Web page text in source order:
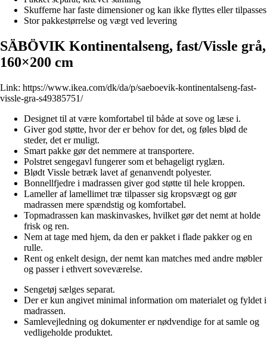
Skufferne har faste dimensioner og kan ikke flyttes eller tilpasses
Stor pakkestørrelse og vægt ved levering
SÄBÖVIK Kontinentalseng, fast/Vissle grå,
160×200 cm
Link: https://www.ikea.com/dk/da/p/saeboevik-kontinentalseng-fast-
vissle-gra-s49385751/
Designet til at være komfortabel til både at sove og læse i.
Giver god støtte, hvor der er behov for det, og føles blød de
steder, det er muligt.
Smart pakke gør det nemmere at transportere.
Polstret sengegavl fungerer som et behageligt ryglæn.
Blødt Vissle betræk lavet af genanvendt polyester.
Bonnellfjedre i madrassen giver god støtte til hele kroppen.
Lameller af lamellimet træ tilpasser sig kropsvægt og gør
madrassen mere spændstig og komfortabel.
Topmadrassen kan maskinvaskes, hvilket gør det nemt at holde
frisk og ren.
Nem at tage med hjem, da den er pakket i flade pakker og en
rulle.
Rent og enkelt design, der nemt kan matches med andre møbler
og passer i ethvert soveværelse.
Sengetøj sælges separat.
Der er kun angivet minimal information om materialet og fyldet i
madrassen.
Samlevejledning og dokumenter er nødvendige for at samle og
vedligeholde produktet.